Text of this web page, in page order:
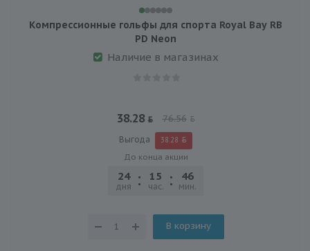
Компрессионные гольфы для спорта Royal Bay RB
PD Neon
Наличие в магазинах
38.28 76.56
Выгода 38.28
До конца акции
24
дня
15
час.
46
мин.
В корзину